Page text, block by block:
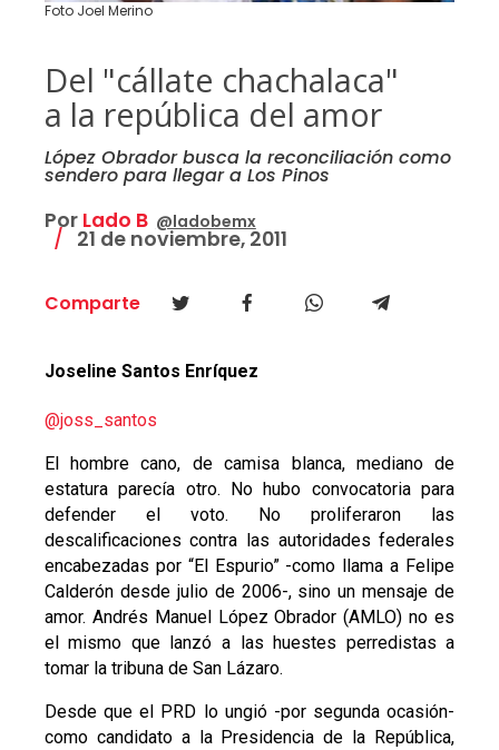
Foto Joel Merino
Del "cállate chachalaca"
a la república del amor
López Obrador busca la reconciliación como
sendero para llegar a Los Pinos
Por Lado B @ladobemx
21 de noviembre, 2011
Comparte
Joseline Santos Enríquez
@joss_santos
El hombre cano, de camisa blanca, mediano de
estatura parecía otro. No hubo convocatoria para
defender el voto. No proliferaron las
descalificaciones contra las autoridades federales
encabezadas por “El Espurio” -como llama a Felipe
Calderón desde julio de 2006-, sino un mensaje de
amor. Andrés Manuel López Obrador (AMLO) no es
el mismo que lanzó a las huestes perredistas a
tomar la tribuna de San Lázaro.
Desde que el PRD lo ungió -por segunda ocasión-
como candidato a la Presidencia de la República,